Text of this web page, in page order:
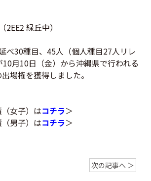
緑丘中）
べ30種目、45人（個人種目27人リレ
月10日（金）から沖縄県で行われる
場権を獲得しました。
女子）はコチラ＞
男子）はコチラ＞
次の記事へ ＞